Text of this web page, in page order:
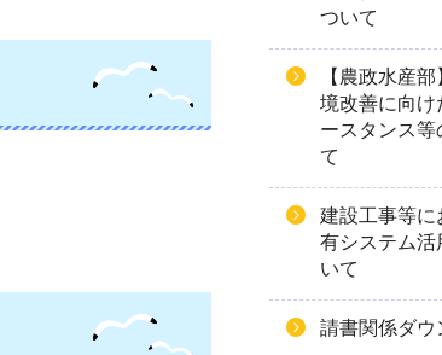
ついて
【農政水産
境改善に向け
ースタンス等
て
建設工事等に
有システム活
いて
請書関係ダウ